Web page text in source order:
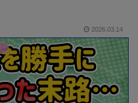
2026.03.14